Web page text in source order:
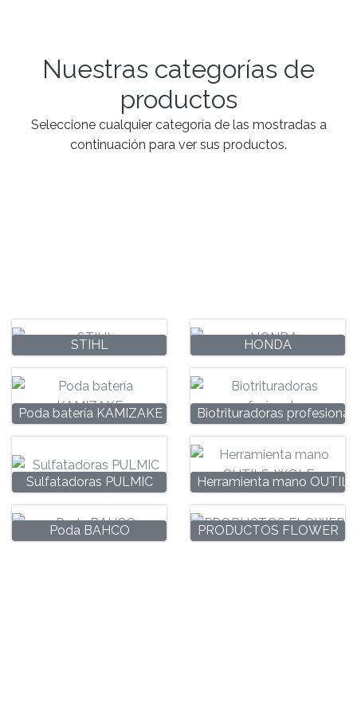
Nuestras categorías de
productos
Seleccione cualquier categoría de las mostradas a
continuación para ver sus productos.
STIHL HONDA
Poda batería KAMIZAKE Biotrituradoras
Sulfatadoras PULMIC Herramienta mano
Poda BAHCO PRODUCTOS FLOWER